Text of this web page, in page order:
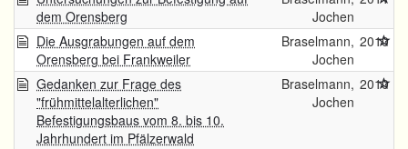
dem Orensberg
Jochen
Die Ausgrabungen auf dem
Orensberg bei Frankweiler
Braselmann,
Jochen
2010
Gedanken zur Frage des
"frühmittelalterlichen"
Befestigungsbaus vom 8. bis 10.
Jahrhundert im Pfälzerwald
Braselmann,
Jochen
2010